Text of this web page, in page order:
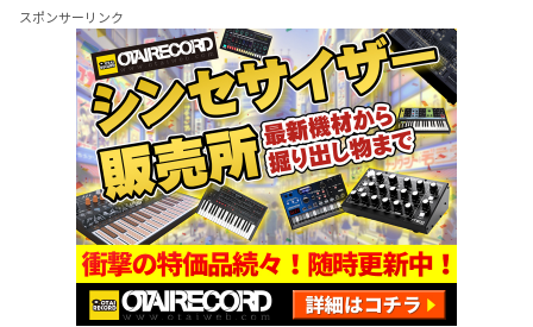
スポンサーリンク